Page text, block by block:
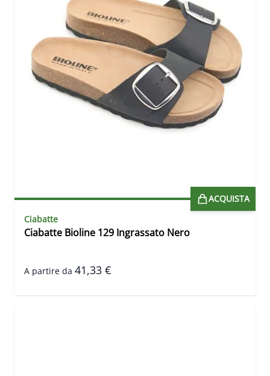
ACQUISTA
Ciabatte
Ciabatte Bioline 129 Ingrassato Nero
A partire da 41,33 €